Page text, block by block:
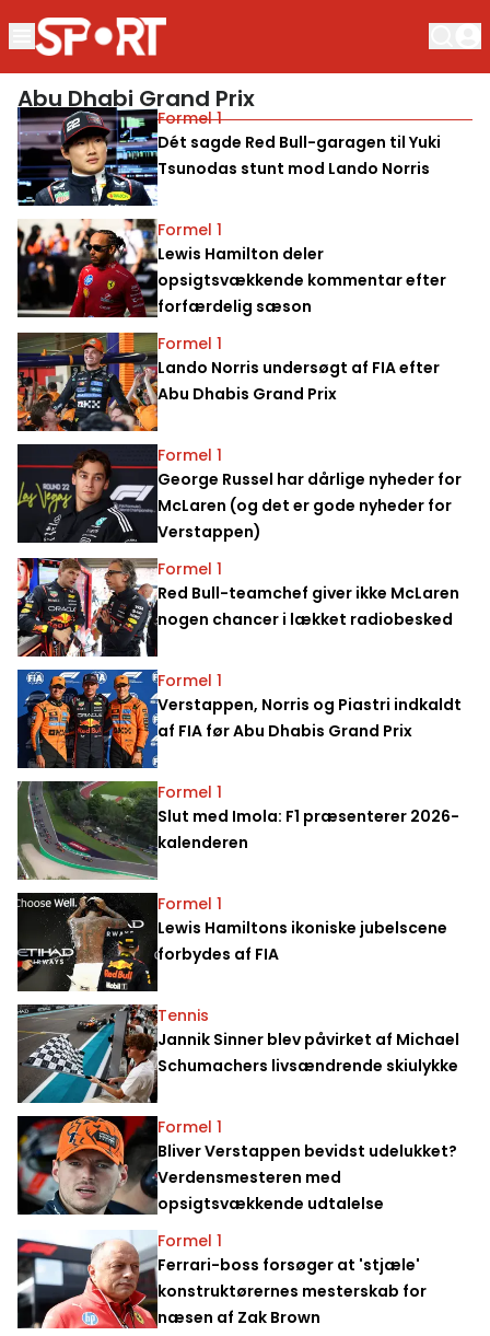
Abu Dhabi Grand Prix
Formel 1
Dét sagde Red Bull-garagen til Yuki
Tsunodas stunt mod Lando Norris
Formel 1
Lewis Hamilton deler
opsigtsvækkende kommentar efter
forfærdelig sæson
Formel 1
Lando Norris undersøgt af FIA efter
Abu Dhabis Grand Prix
Formel 1
George Russel har dårlige nyheder for
McLaren (og det er gode nyheder for
Verstappen)
Formel 1
Red Bull-teamchef giver ikke McLaren
nogen chancer i lækket radiobesked
Formel 1
Verstappen, Norris og Piastri indkaldt
af FIA før Abu Dhabis Grand Prix
Formel 1
Slut med Imola: F1 præsenterer 2026-
kalenderen
Formel 1
Lewis Hamiltons ikoniske jubelscene
forbydes af FIA
Tennis
Jannik Sinner blev påvirket af Michael
Schumachers livsændrende skiulykke
Formel 1
Bliver Verstappen bevidst udelukket?
Verdensmesteren med
opsigtsvækkende udtalelse
Formel 1
Ferrari-boss forsøger at 'stjæle'
konstruktørernes mesterskab for
næsen af Zak Brown